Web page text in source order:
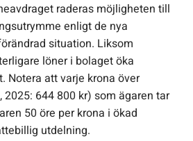
raderas möjligheten till
enligt de nya
situation. Liksom
löner i bolaget öka
Notera att varje krona över
2025: 644 800 kr) som ägaren tar
50 öre per krona i ökad
utdelning.